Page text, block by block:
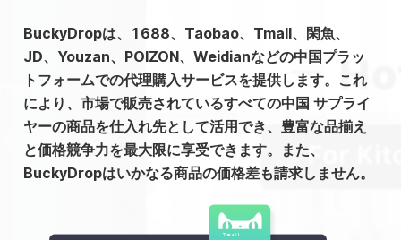
BuckyDropは、1688、Taobao、Tmall、閑魚、
JD、Youzan、POIZON、Weidianなどの中国プラッ
トフォームでの代理購入サービスを提供します。これ
により、市場で販売されているすべての中国 サプライ
ヤーの商品を仕入れ先として活用でき、豊富な品揃え
と価格競争力を最大限に享受できます。また、
BuckyDropはいかなる商品の価格差も請求しません。